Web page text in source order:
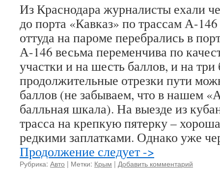
Из Краснодара журналисты ехали
до порта «Кавказ» по трассам А-
оттуда на пароме перебрались в
А-146 весьма переменчива по
участки и на шесть баллов, и на
продолжительные отрезки пути
баллов (не забываем, что в нашем
балльная шкала). На выезде из
трасса на крепкую пятерку –
редкими заплатками. Однако уже
Продолжение следует ->
Рубрика: Авто | Метки: Крым | Добавить комментарий